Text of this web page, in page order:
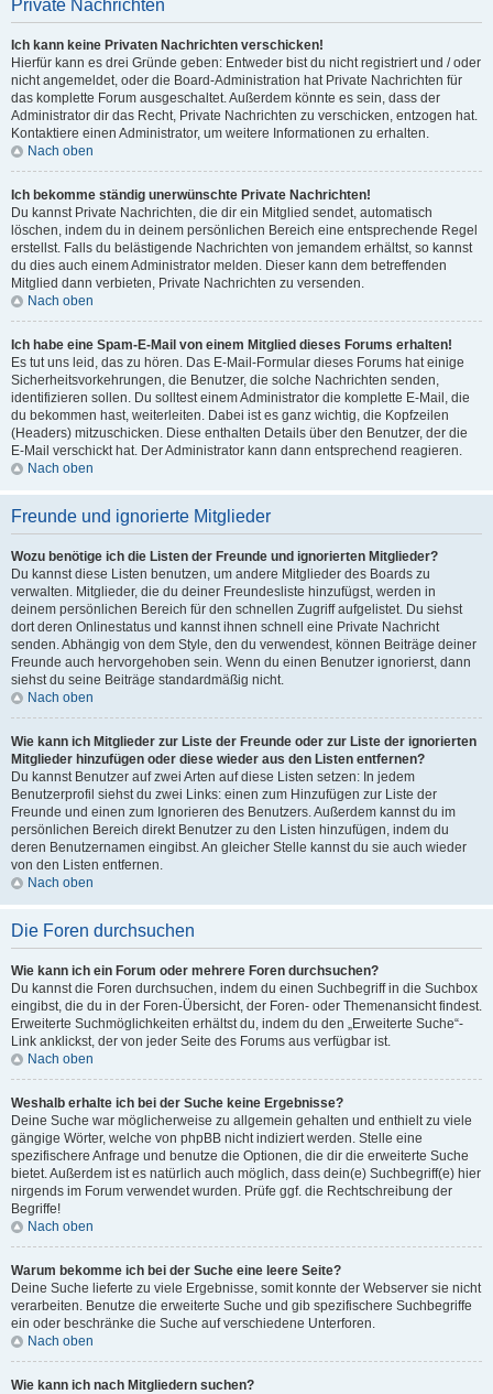
Private Nachrichten
Ich kann keine Privaten Nachrichten verschicken!
Hierfür kann es drei Gründe geben: Entweder bist du nicht registriert und / oder
nicht angemeldet, oder die Board-Administration hat Private Nachrichten für
das komplette Forum ausgeschaltet. Außerdem könnte es sein, dass der
Administrator dir das Recht, Private Nachrichten zu verschicken, entzogen hat.
Kontaktiere einen Administrator, um weitere Informationen zu erhalten.
Nach oben
Ich bekomme ständig unerwünschte Private Nachrichten!
Du kannst Private Nachrichten, die dir ein Mitglied sendet, automatisch
löschen, indem du in deinem persönlichen Bereich eine entsprechende Regel
erstellst. Falls du belästigende Nachrichten von jemandem erhältst, so kannst
du dies auch einem Administrator melden. Dieser kann dem betreffenden
Mitglied dann verbieten, Private Nachrichten zu versenden.
Nach oben
Ich habe eine Spam-E-Mail von einem Mitglied dieses Forums erhalten!
Es tut uns leid, das zu hören. Das E-Mail-Formular dieses Forums hat einige
Sicherheitsvorkehrungen, die Benutzer, die solche Nachrichten senden,
identifizieren sollen. Du solltest einem Administrator die komplette E-Mail, die
du bekommen hast, weiterleiten. Dabei ist es ganz wichtig, die Kopfzeilen
(Headers) mitzuschicken. Diese enthalten Details über den Benutzer, der die
E-Mail verschickt hat. Der Administrator kann dann entsprechend reagieren.
Nach oben
Freunde und ignorierte Mitglieder
Wozu benötige ich die Listen der Freunde und ignorierten Mitglieder?
Du kannst diese Listen benutzen, um andere Mitglieder des Boards zu
verwalten. Mitglieder, die du deiner Freundesliste hinzufügst, werden in
deinem persönlichen Bereich für den schnellen Zugriff aufgelistet. Du siehst
dort deren Onlinestatus und kannst ihnen schnell eine Private Nachricht
senden. Abhängig von dem Style, den du verwendest, können Beiträge deiner
Freunde auch hervorgehoben sein. Wenn du einen Benutzer ignorierst, dann
siehst du seine Beiträge standardmäßig nicht.
Nach oben
Wie kann ich Mitglieder zur Liste der Freunde oder zur Liste der ignorierten
Mitglieder hinzufügen oder diese wieder aus den Listen entfernen?
Du kannst Benutzer auf zwei Arten auf diese Listen setzen: In jedem
Benutzerprofil siehst du zwei Links: einen zum Hinzufügen zur Liste der
Freunde und einen zum Ignorieren des Benutzers. Außerdem kannst du im
persönlichen Bereich direkt Benutzer zu den Listen hinzufügen, indem du
deren Benutzernamen eingibst. An gleicher Stelle kannst du sie auch wieder
von den Listen entfernen.
Nach oben
Die Foren durchsuchen
Wie kann ich ein Forum oder mehrere Foren durchsuchen?
Du kannst die Foren durchsuchen, indem du einen Suchbegriff in die Suchbox
eingibst, die du in der Foren-Übersicht, der Foren- oder Themenansicht findest.
Erweiterte Suchmöglichkeiten erhältst du, indem du den „Erweiterte Suche“-
Link anklickst, der von jeder Seite des Forums aus verfügbar ist.
Nach oben
Weshalb erhalte ich bei der Suche keine Ergebnisse?
Deine Suche war möglicherweise zu allgemein gehalten und enthielt zu viele
gängige Wörter, welche von phpBB nicht indiziert werden. Stelle eine
spezifischere Anfrage und benutze die Optionen, die dir die erweiterte Suche
bietet. Außerdem ist es natürlich auch möglich, dass dein(e) Suchbegriff(e) hier
nirgends im Forum verwendet wurden. Prüfe ggf. die Rechtschreibung der
Begriffe!
Nach oben
Warum bekomme ich bei der Suche eine leere Seite?
Deine Suche lieferte zu viele Ergebnisse, somit konnte der Webserver sie nicht
verarbeiten. Benutze die erweiterte Suche und gib spezifischere Suchbegriffe
ein oder beschränke die Suche auf verschiedene Unterforen.
Nach oben
Wie kann ich nach Mitgliedern suchen?